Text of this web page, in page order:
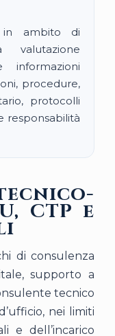
in ambito di
valutazione
informazioni
procedure,
protocolli
responsabilità
CTP e
di consulenza
supporto a
tecnico
nei limiti
e dell’incarico